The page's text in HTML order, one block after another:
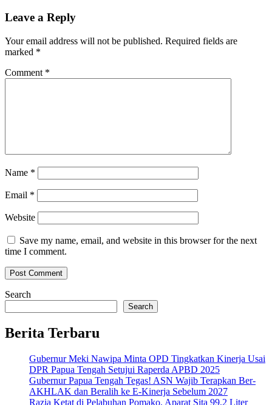
Leave a Reply
Your email address will not be published. Required fields are
marked *
Comment *
Name *
Email *
Website
Save my name, email, and website in this browser for the next
time I comment.
Search
Search
Berita Terbaru
Gubernur Meki Nawipa Minta OPD Tingkatkan Kinerja Usai
DPR Papua Tengah Setujui Raperda APBD 2025
Gubernur Papua Tengah Tegas! ASN Wajib Terapkan Ber-
AKHLAK dan Beralih ke E-Kinerja Sebelum 2027
Razia Ketat di Pelabuhan Pomako, Aparat Sita 99,2 Liter